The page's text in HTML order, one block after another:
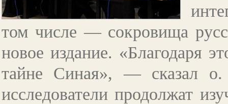
том числе—сокровища
новое издание. «Благодаря
тайне Синая»,—сказал о.
исследователи продолжат